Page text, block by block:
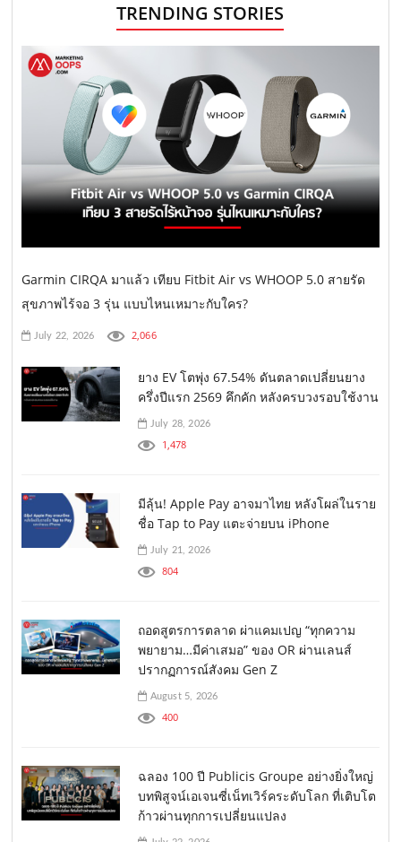
TRENDING STORIES
Garmin CIRQA มาแล้ว เทียบ Fitbit Air vs WHOOP 5.0 สายรัด
สุขภาพไร้จอ 3 รุ่น แบบไหนเหมาะกับใคร?
July 22, 2026 2,066
ยาง EV โตพุ่ง 67.54% ดันตลาดเปลี่ยนยาง
ครึ่งปีแรก 2569 คึกคัก หลังครบวงรอบใช้งาน
July 28, 2026
1,478
มีลุ้น! Apple Pay อาจมาไทย หลังโผล่ในราย
ชื่อ Tap to Pay แตะจ่ายบน iPhone
July 21, 2026
804
ถอดสูตรการตลาด ผ่าแคมเปญ “ทุกความ
พยายาม…มีค่าเสมอ” ของ OR ผ่านเลนส์
ปรากฏการณ์สังคม Gen Z
August 5, 2026
400
ฉลอง 100 ปี Publicis Groupe อย่างยิ่งใหญ่
บทพิสูจน์เอเจนซี่เน็ทเวิร์คระดับโลก ที่เติบโต
ก้าวผ่านทุกการเปลี่ยนแปลง